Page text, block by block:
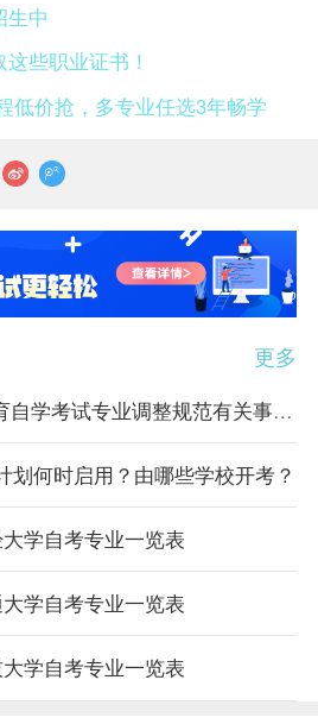
生中
些职业证书！
低价抢，多专业任选3年畅学
更多
关于四川省高等教育自学考试专业调整规范有关事项的通告
划何时启用？由哪些学校开考？
学自考专业一览表
学自考专业一览表
学自考专业一览表